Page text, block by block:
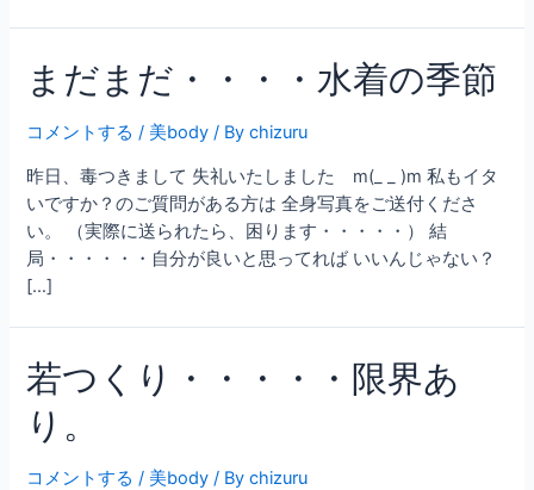
まだまだ・・・・水着の季節
コメントする / 美body / Bychizuru
昨日、毒つきまして 失礼いたしました m(_ _ )m 私もイタ
いですか？のご質問がある方は 全身写真をご送付くださ
い。 （実際に送られたら、困ります・・・・・） 結
局・・・・・・自分が良いと思ってれば いいんじゃない？
[…]
若つくり・・・・・限界あ
り。
コメントする / 美body / Bychizuru